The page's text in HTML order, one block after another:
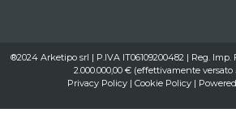
®2024 Arketipo srl | P.IVA IT06109200482 | Reg. Imp.
2.000.000,00 € (effettivamente versato
Privacy Policy| Cookie Policy|